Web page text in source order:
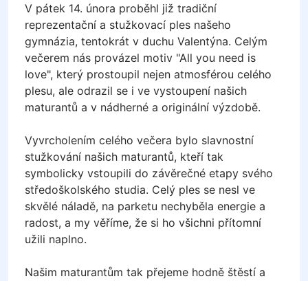
V pátek 14. února proběhl již tradiční
reprezentační a stužkovací ples našeho
gymnázia, tentokrát v duchu Valentýna. Celým
večerem nás provázel motiv "All you need is
love", který prostoupil nejen atmosférou celého
plesu, ale odrazil se i ve vystoupení našich
maturantů a v nádherné a originální výzdobě.
Vyvrcholením celého večera bylo slavnostní
stužkování našich maturantů, kteří tak
symbolicky vstoupili do závěrečné etapy svého
středoškolského studia. Celý ples se nesl ve
skvělé náladě, na parketu nechyběla energie a
radost, a my věříme, že si ho všichni přítomní
užili naplno.
Našim maturantům tak přejeme hodně štěstí a